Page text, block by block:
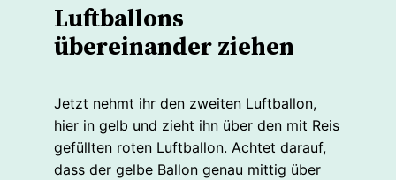
Luftballons
übereinander ziehen
Jetzt nehmt ihr den zweiten Luftballon,
hier in gelb und zieht ihn über den mit Reis
gefüllten roten Luftballon. Achtet darauf,
dass der gelbe Ballon genau mittig über